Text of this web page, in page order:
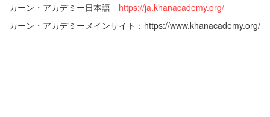
カーン・アカデミー日本語 https://ja.khanacademy.org/
カーン・アカデミーメインサイト：https://www.khanacademy.org/